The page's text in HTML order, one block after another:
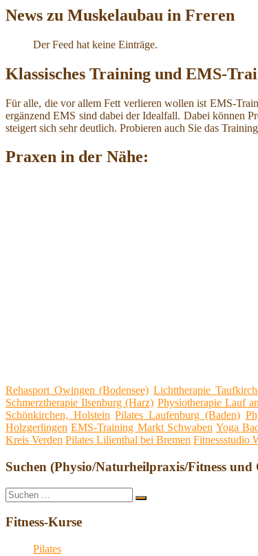
News zu Muskelaubau in Freren
Der Feed hat keine Einträge.
Klassisches Training und EMS-
Für alle, die vor allem Fett verlieren wollen ist EMS-
ergänzend EMS sind dabei der Idealfall. Dabei können
steigert sich sehr deutlich. Probieren auch Sie das
Praxen in der Nähe:
Rehasport Owingen (Bodensee) Lichttherapie
Schmerztherapie Ilsenburg (Harz) Physiotherapie Lauf
Schönkirchen, Holstein Pilates Laufenburg (Baden)
Holzgerlingen EMS-Training Markt Schwaben Yoga
Kreis Verden Pilates Lilienthal bei Bremen Fitnessstudio
Suchen (Physio/Naturheilpraxis/Fitness und
Suche
nach:
Suchen
Fitness-Kurse
Pilates